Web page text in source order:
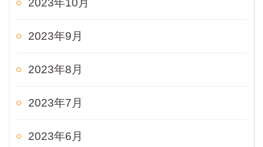
2023年10月
2023年9月
2023年8月
2023年7月
2023年6月